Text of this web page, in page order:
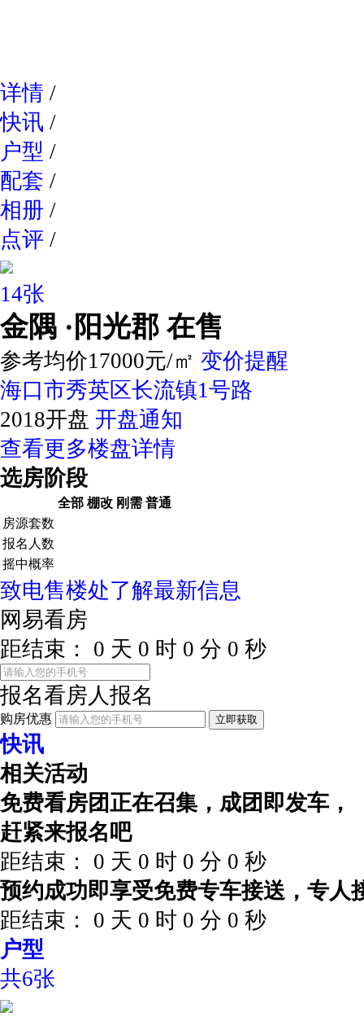
详情 /
快讯 /
户型 /
配套 /
相册 /
点评 /
14张
金隅 ·阳光郡 在售
参考均价17000元/㎡ 变价提醒
海口市秀英区长流镇1号路
2018开盘 开盘通知
查看更多楼盘详情
选房阶段
全部 棚改 刚需 普通
房源套数
报名人数
摇中概率
致电售楼处了解最新信息
网易看房
距结束：
0 天 0 时 0 分 0 秒
报名看房人报名
购房优惠 立即获取
快讯
相关活动
免费看房团正在召集，成团即发车，
赶紧来报名吧
距结束：
0 天 0 时 0 分 0 秒
预约成功即享受免费专车接送，专人
距结束：
0 天 0 时 0 分 0 秒
户型
共6张